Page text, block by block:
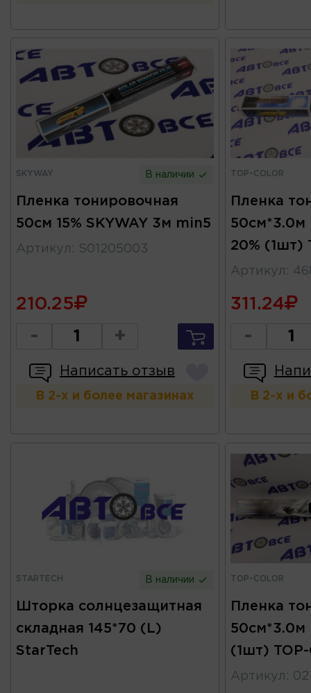
SKYWAY В наличии
Пленка тонировочная
50см 15% SKYWAY 3м min5
Артикул : S01205003
210.25
- +
Написать отзыв
В 2-х и более магазинах
TOP-COLOR
Пленка
50см*3.0м
20% (1шт)
Артикул :
311.24
-
В 2-х и
STARTECH В наличии
Шторка солнцезащитная
складная 145*70 (L)
StarTech
TOP-COLOR
Пленка
50см*3.0м
(1шт) TOP-
Артикул :